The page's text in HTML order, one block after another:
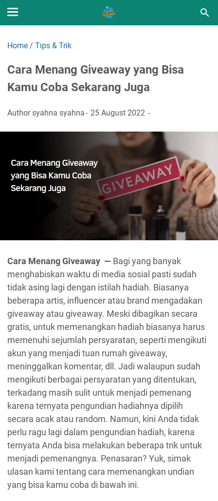
Home / Tips & Trik
Cara Menang Giveaway yang Bisa
Kamu Coba Sekarang Juga
Authorsyahna syahna 25 August 2022
Cara Menang Giveaway — Bagi yang banyak
menghabiskan waktu di media sosial pasti sudah
tidak asing lagi dengan istilah hadiah. Biasanya
beberapa artis, influencer atau brand mengadakan
giveaway atau giveaway. Meski dibagikan secara
gratis, untuk memenangkan hadiah biasanya harus
memenuhi sejumlah persyaratan, seperti mengikuti
akun yang menjadi tuan rumah giveaway,
meninggalkan komentar, dll. Jadi walaupun sudah
mengikuti berbagai persyaratan yang ditentukan,
terkadang masih sulit untuk menjadi pemenang
karena ternyata pengundian hadiahnya dipilih
secara acak atau random. Namun, kini Anda tidak
perlu ragu lagi dalam pengundian hadiah, karena
ternyata Anda bisa melakukan beberapa trik untuk
menjadi pemenangnya. Penasaran? Yuk, simak
ulasan kami tentang cara memenangkan undian
yang bisa kamu coba di bawah ini.